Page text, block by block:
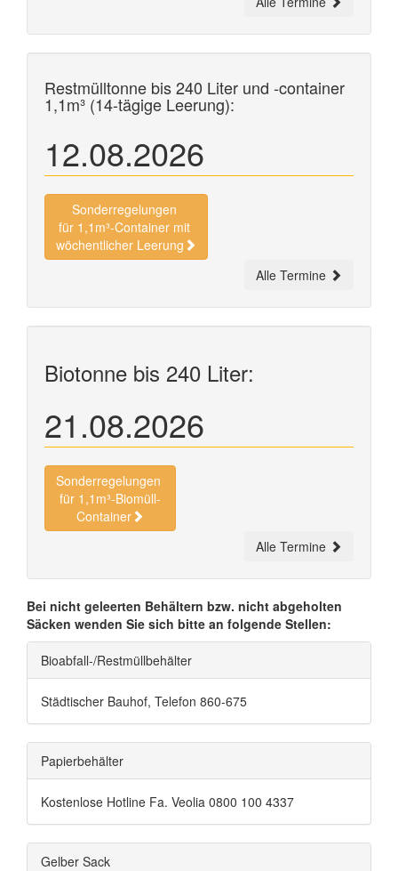
Restmülltonne bis 240 Liter und -container
1,1m³ (14-tägige Leerung):
12.08.2026
Sonderregelungen
für 1,1m³-Container mit
wöchentlicher Leerung
Alle Termine
Biotonne bis 240 Liter:
21.08.2026
Sonderregelungen
für 1,1m³-Biomüll-
Container
Alle Termine
Bei nicht geleerten Behältern bzw. nicht abgeholten
Säcken wenden Sie sich bitte an folgende Stellen:
Bioabfall-/Restmüllbehälter
Städtischer Bauhof, Telefon 860-675
Papierbehälter
Kostenlose Hotline Fa. Veolia 0800 100 4337
Gelber Sack